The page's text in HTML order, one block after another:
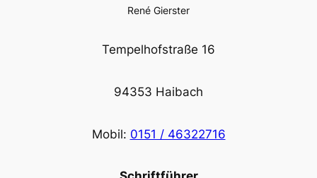
René Gierster
Tempelhofstraße 16
94353 Haibach
Mobil: 0151 / 46322716